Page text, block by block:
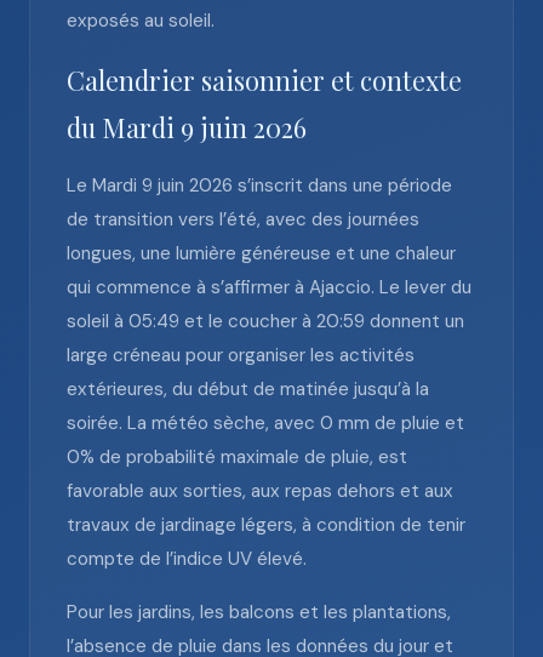
exposés au soleil.
Calendrier saisonnier et contexte
du Mardi 9 juin 2026
Le Mardi 9 juin 2026 s’inscrit dans une période
de transition vers l’été, avec des journées
longues, une lumière généreuse et une chaleur
qui commence à s’affirmer à Ajaccio. Le lever du
soleil à 05:49 et le coucher à 20:59 donnent un
large créneau pour organiser les activités
extérieures, du début de matinée jusqu’à la
soirée. La météo sèche, avec 0 mm de pluie et
0% de probabilité maximale de pluie, est
favorable aux sorties, aux repas dehors et aux
travaux de jardinage légers, à condition de tenir
compte de l’indice UV élevé.
Pour les jardins, les balcons et les plantations,
l’absence de pluie dans les données du jour et